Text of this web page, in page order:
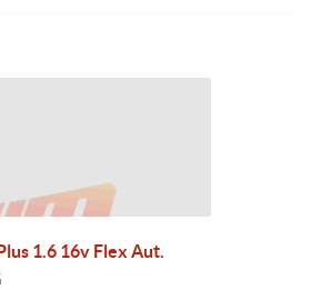
1.6 16v Flex Aut.